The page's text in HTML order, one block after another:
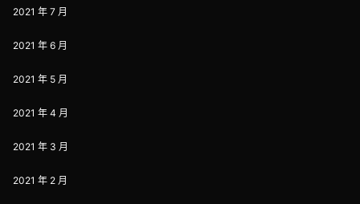
2021 年 7 月
2021 年 6 月
2021 年 5 月
2021 年 4 月
2021 年 3 月
2021 年 2 月